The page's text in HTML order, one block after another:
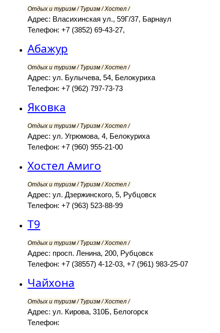
Отдых и туризм / Туризм / Хостел /
Адрес: Власихинская ул., 59Г/37, Барнаул
Телефон: +7 (3852) 69-43-27,
Абажур
Отдых и туризм / Туризм / Хостел /
Адрес: ул. Булычева, 54, Белокуриха
Телефон: +7 (962) 797-73-73
Яковка
Отдых и туризм / Туризм / Хостел /
Адрес: ул. Угрюмова, 4, Белокуриха
Телефон: +7 (960) 955-21-00
Хостел Амиго
Отдых и туризм / Туризм / Хостел /
Адрес: ул. Дзержинского, 5, Рубцовск
Телефон: +7 (963) 523-88-99
Т9
Отдых и туризм / Туризм / Хостел /
Адрес: просп. Ленина, 200, Рубцовск
Телефон: +7 (38557) 4-12-03, +7 (961) 983-25-07
Чайхона
Отдых и туризм / Туризм / Хостел /
Адрес: ул. Кирова, 310Б, Белогорск
Телефон: